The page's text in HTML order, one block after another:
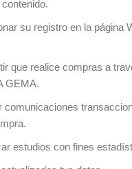
su registro en la página
que realice compras a
GEMA.
comunicaciones
estudios con fines